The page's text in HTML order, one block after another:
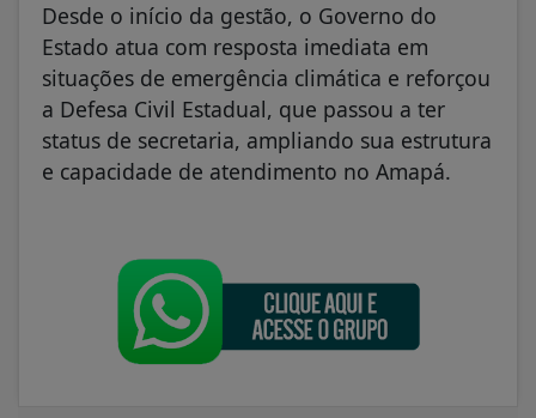
Desde o início da gestão, o Governo do
Estado atua com resposta imediata em
situações de emergência climática e reforçou
a Defesa Civil Estadual, que passou a ter
status de secretaria, ampliando sua estrutura
e capacidade de atendimento no Amapá.